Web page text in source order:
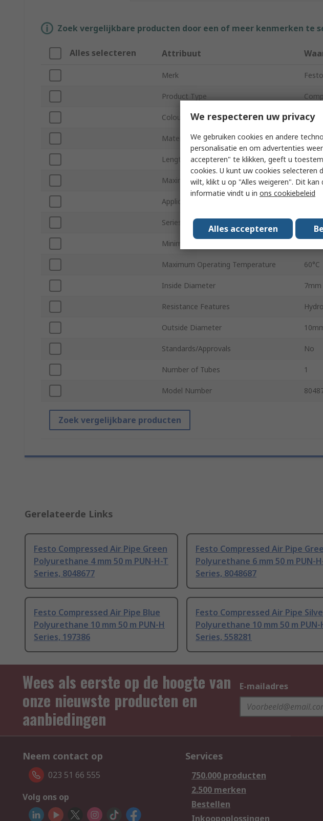
Zoek vergelijkbare producten door een of meer kenmerken te
Alles selecteren Attribuut
Merk Festo
Product Type
Colour Green
Material
Length 50m
Maximum Operating Pressure 10
Application
Series
Minimum Operating Temperature
Maximum Operating Temperature 60°C
Inside Diameter 7mm
Resistance Features
Outside Diameter
Standards/Approvals No
Number of Tubes 1
Model Number
Zoek vergelijkbare producten
Gerelateerde Links
Festo Compressed Air Pipe Green
Polyurethane 4 mm 50 m PUN-H-T
Series, 8048677
Festo Compressed Air Pipe
Polyurethane 6 mm 50 m PUN-
Series, 8048687
Festo Compressed Air Pipe Blue
Polyurethane 10 mm 50 m PUN-H
Series, 197386
Festo Compressed Air Pipe
Polyurethane 10 mm 50 m PUN-
Series, 558281
Wees als eerste op de hoogte van
onze nieuwste producten en
aanbiedingen
E-mailadres
Neem contact op
023 51 66 555
Volg ons op
Services
750.000 producten
2.500 merken
Bestellen
Inkoopoplossingen
We respecteren uw privacy
We gebruiken cookies en andere
personalisatie en om advertenties
accepteren" te klikken, geeft u
cookies. U kunt uw cookies selecteren
wilt, klikt u op "Alles weigeren". Dit
informatie vindt u in ons cookiebeleid
Alles accepteren